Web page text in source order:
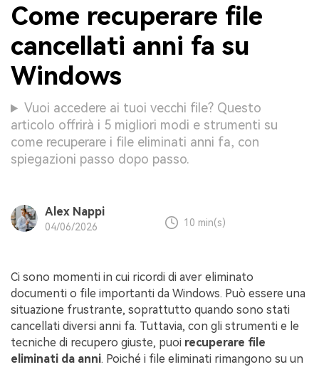
Come recuperare file
cancellati anni fa su
Windows
Vuoi accedere ai tuoi vecchi file? Questo
articolo offrirà i 5 migliori modi e strumenti su
come recuperare i file eliminati anni fa, con
spiegazioni passo dopo passo.
Alex Nappi
04/06/2026 10 min(s)
Ci sono momenti in cui ricordi di aver eliminato
documenti o file importanti da Windows. Può essere una
situazione frustrante, soprattutto quando sono stati
cancellati diversi anni fa. Tuttavia, con gli strumenti e le
tecniche di recupero giuste, puoi recuperare file
eliminati da anni. Poiché i file eliminati rimangono su un